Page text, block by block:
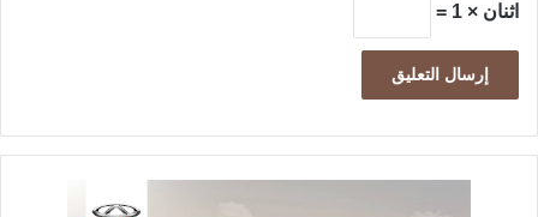
اثنان × 1 =